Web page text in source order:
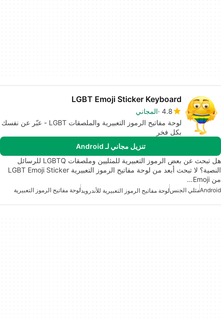
LGBT Emoji Sticker Keyboard
4.8 المجاني
لوحة مفاتيح الرموز التعبيرية والملصقات LGBT - عبّر عن نفسك
بكل فخر
تنزيل مجاني لـ Android
هل تبحث عن بعض الرموز التعبيرية للمثليين وملصقات LGBTQ للرسائل
النصية؟ لا تبحث أبعد من لوحة مفاتيح الرموز التعبيرية LGBT Emoji Sticker
من Emoji…
Androidمثلي الجنسلوحة مفاتيح الرموز التعبيرية للأندرويدلوحة مفاتيح الرموز التعبيرية